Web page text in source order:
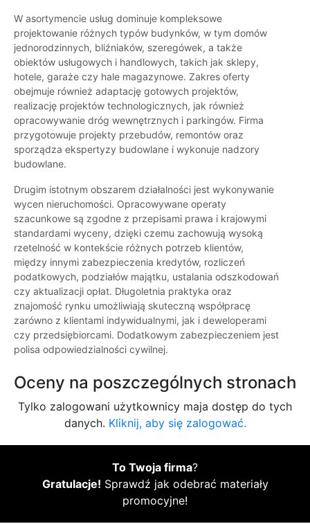
W asortymencie usług dominuje kompleksowe
projektowanie różnych typów budynków, w tym domów
jednorodzinnych, bliźniaków, szeregówek, a także
obiektów usługowych i handlowych, takich jak sklepy,
hotele, garaże czy hale magazynowe. Zakres oferty
obejmuje również adaptację gotowych projektów,
realizację projektów technologicznych, jak również
opracowywanie dróg wewnętrznych i parkingów. Firma
przygotowuje projekty przebudów, remontów oraz
sporządza ekspertyzy budowlane i wykonuje nadzory
budowlane.
Drugim istotnym obszarem działalności jest wykonywanie
wycen nieruchomości. Opracowywane operaty
szacunkowe są zgodne z przepisami prawa i krajowymi
standardami wyceny, dzięki czemu zachowują wysoką
rzetelność w kontekście różnych potrzeb klientów,
między innymi zabezpieczenia kredytów, rozliczeń
podatkowych, podziałów majątku, ustalania odszkodowań
czy aktualizacji opłat. Długoletnia praktyka oraz
znajomość rynku umożliwiają skuteczną współpracę
zarówno z klientami indywidualnymi, jak i deweloperami
czy przedsiębiorcami. Dodatkowym zabezpieczeniem jest
polisa odpowiedzialności cywilnej.
Oceny na poszczególnych stronach
Tylko zalogowani użytkownicy maja dostęp do tych
danych. Kliknij, aby się zalogować.
To Twoja firma?
Gratulacje! Sprawdź jak odebrać materiały
promocyjne!